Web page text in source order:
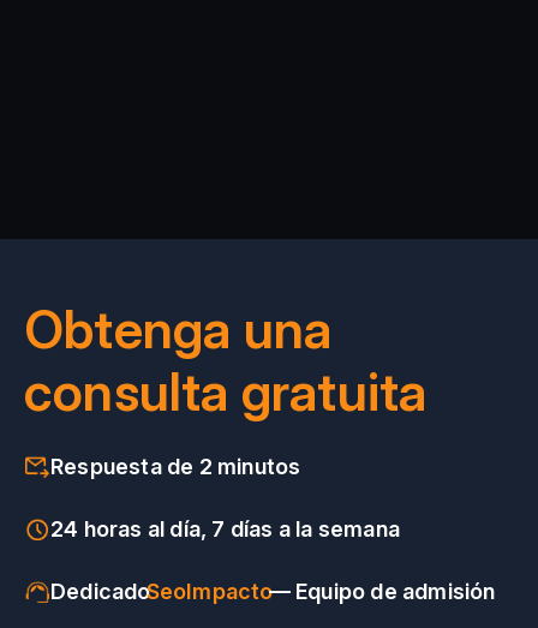
Obtenga una
consulta gratuita
Respuesta de 2 minutos
24 horas al día, 7 días a la semana
DedicadoSeoImpacto— Equipo de admisión